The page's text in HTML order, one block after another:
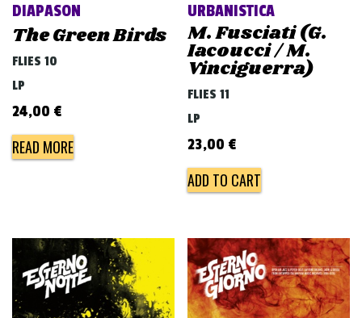
DIAPASON
The Green Birds
FLIES 10
LP
24,00 €
READ MORE
URBANISTICA
M. Fusciati (G.
Iacoucci / M.
Vinciguerra)
FLIES 11
LP
23,00 €
ADD TO CART